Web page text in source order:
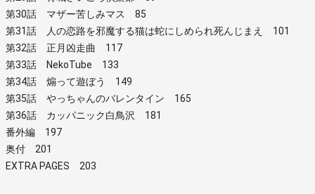
第30話 マザー苦しみマス 85
第31話 人の恋路を邪魔する猫は蛇にしめられ死んじまえ 101
第32話 正月凶走曲 117
第33話 NekoTube 133
第34話 煽って遊ぼう 149
第35話 やっちゃんのバレンタイン 165
第36話 カッパニック白鳥沢 181
番外編 197
奥付 201
EXTRA PAGES 203